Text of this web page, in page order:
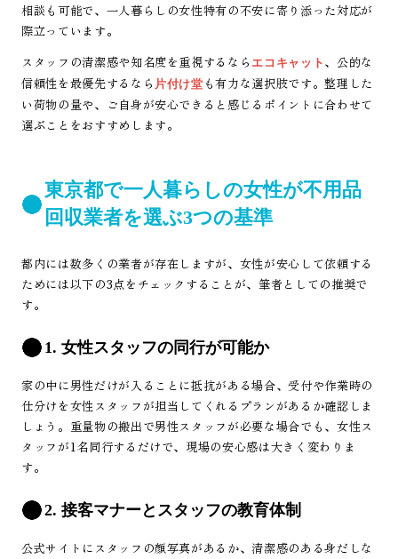
相談も可能で、一人暮らしの女性特有の不安に寄り添った対応が
際立っています。
スタッフの清潔感や知名度を重視するなら エコキャット 、公的な
信頼性を最優先するなら 片付け堂 も有力な選択肢です。整理した
い荷物の量や、ご自身が安心できると感じるポイントに合わせて
選ぶことをおすすめします。
東京都で一人暮らしの女性が不用品
回収業者を選ぶ3つの基準
都内には数多くの業者が存在しますが、女性が安心して依頼する
ためには以下の3点をチェックすることが、筆者としての推奨で
す。
1. 女性スタッフの同行が可能か
家の中に男性だけが入ることに抵抗がある場合、受付や作業時の
仕分けを女性スタッフが担当してくれるプランがあるか確認しま
しょう。重量物の搬出で男性スタッフが必要な場合でも、女性ス
タッフが1名同行するだけで、現場の安心感は大きく変わりま
す。
2. 接客マナーとスタッフの教育体制
公式サイトにスタッフの顔写真があるか、清潔感のある身だしな